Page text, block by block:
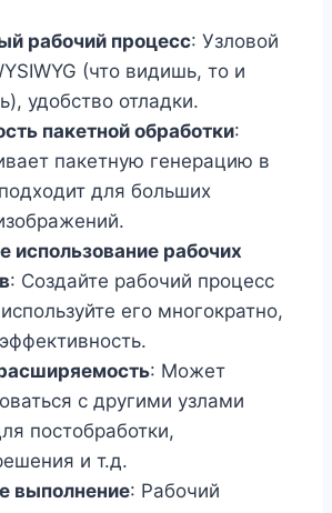
рабочий процесс: Узловой
(что видишь, то и
удобство отладки.
пакетной обработки:
пакетную генерацию в
для больших
использование рабочих
: Создайте рабочий процесс
его многократно,
: Может
с другими узлами
постобработки,
и т.д.
выполнение: Рабочий